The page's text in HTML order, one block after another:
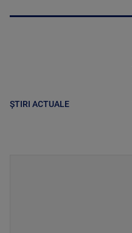
ȘTIRI ACTUALE